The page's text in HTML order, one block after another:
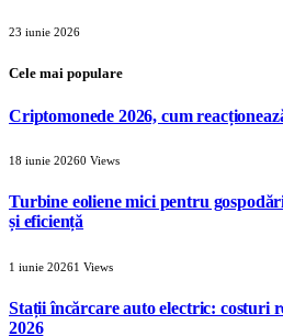
23 iunie 2026
Cele mai populare
Criptomonede 2026, cum
18 iunie 20260 Views
Turbine eoliene mici pentru
și eficiență
1 iunie 20261 Views
Stații încărcare auto electric: costuri
2026